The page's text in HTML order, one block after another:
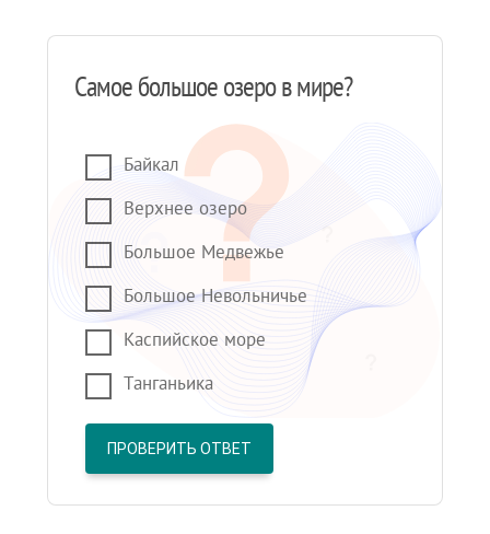
Самое большое озеро в мире?
Байкал
Верхнее озеро
Большое Медвежье
Большое Невольничье
Каспийское море
Танганьика
ПРОВЕРИТЬ ОТВЕТ